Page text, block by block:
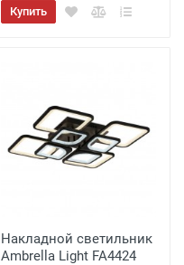
Купить
Накладной светильник
Ambrella Light FA4424